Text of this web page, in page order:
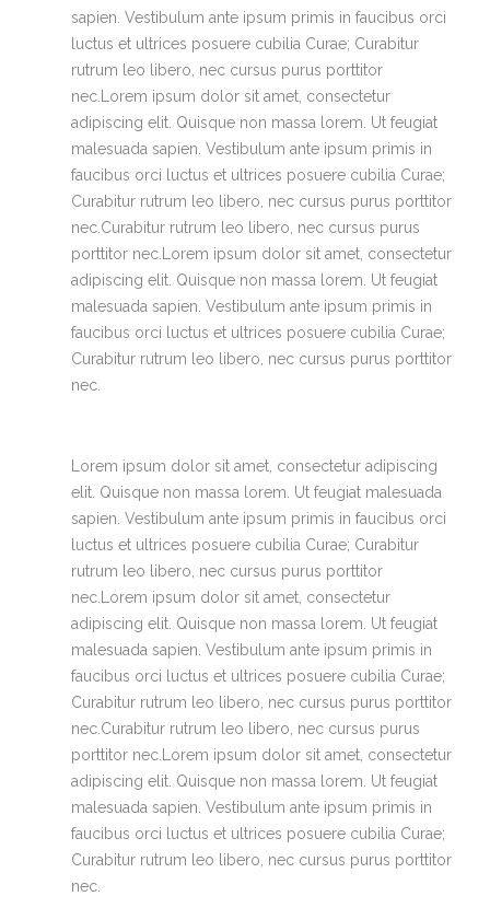
sapien. Vestibulum ante ipsum primis in faucibus orci
luctus et ultrices posuere cubilia Curae; Curabitur
rutrum leo libero, nec cursus purus porttitor
nec.Lorem ipsum dolor sit amet, consectetur
adipiscing elit. Quisque non massa lorem. Ut feugiat
malesuada sapien. Vestibulum ante ipsum primis in
faucibus orci luctus et ultrices posuere cubilia Curae;
Curabitur rutrum leo libero, nec cursus purus porttitor
nec.Curabitur rutrum leo libero, nec cursus purus
porttitor nec.Lorem ipsum dolor sit amet, consectetur
adipiscing elit. Quisque non massa lorem. Ut feugiat
malesuada sapien. Vestibulum ante ipsum primis in
faucibus orci luctus et ultrices posuere cubilia Curae;
Curabitur rutrum leo libero, nec cursus purus porttitor
nec.
Lorem ipsum dolor sit amet, consectetur adipiscing
elit. Quisque non massa lorem. Ut feugiat malesuada
sapien. Vestibulum ante ipsum primis in faucibus orci
luctus et ultrices posuere cubilia Curae; Curabitur
rutrum leo libero, nec cursus purus porttitor
nec.Lorem ipsum dolor sit amet, consectetur
adipiscing elit. Quisque non massa lorem. Ut feugiat
malesuada sapien. Vestibulum ante ipsum primis in
faucibus orci luctus et ultrices posuere cubilia Curae;
Curabitur rutrum leo libero, nec cursus purus porttitor
nec.Curabitur rutrum leo libero, nec cursus purus
porttitor nec.Lorem ipsum dolor sit amet, consectetur
adipiscing elit. Quisque non massa lorem. Ut feugiat
malesuada sapien. Vestibulum ante ipsum primis in
faucibus orci luctus et ultrices posuere cubilia Curae;
Curabitur rutrum leo libero, nec cursus purus porttitor
nec.